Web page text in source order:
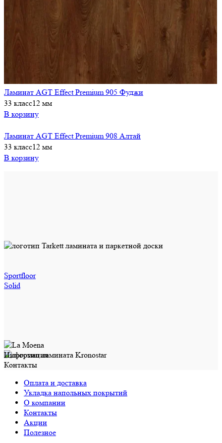
Ламинат AGT Effect Premium 905 Фуджи
33 класс12 мм
В корзину
Ламинат AGT Effect Premium 908 Алтай
33 класс12 мм
В корзину
Sportfloor
Solid
Информация
Контакты
Оплата и доставка
Укладка напольных покрытий
О компании
Контакты
Акции
Полезное